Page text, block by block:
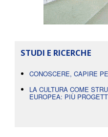
STUDI E RICERCHE
CONOSCERE, CAPIRE
LA CULTURA COME
EUROPEA: PIÙ